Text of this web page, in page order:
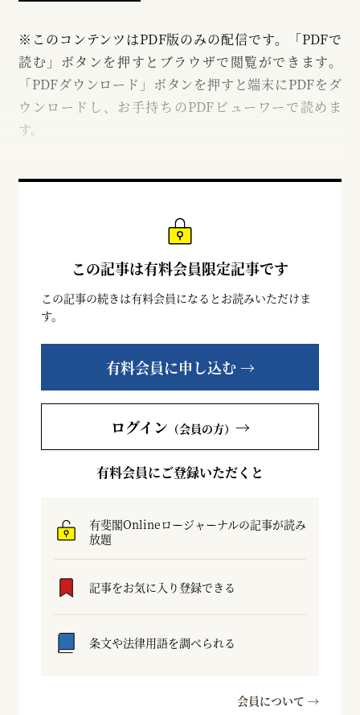
※このコンテンツはPDF版のみの配信です。「PDFで
読む」ボタンを押すとブラウザで閲覧ができます。
「PDFダウンロード」ボタンを押すと端末にPDFをダ
ウンロードし、お手持ちのPDFビューワーで読めま
す。
この記事は有料会員限定記事です
この記事の続きは有料会員になるとお読みいただけま
す。
有料会員に申し込む →
ログイン （会員の方） →
有料会員にご登録いただくと
有斐閣Onlineロージャーナルの記事が読み
放題
記事をお気に入り登録できる
条文や法律用語を調べられる
会員について →